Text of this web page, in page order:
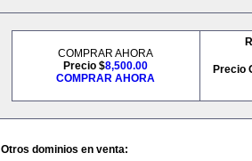
COMPRAR AHORA
Precio $8,500.00
COMPRAR AHORA
Precio
Otros dominios en venta: